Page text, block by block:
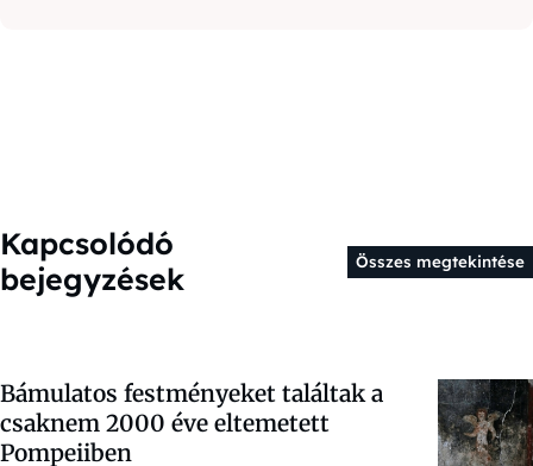
Kapcsolódó
bejegyzések
Összes megtekintése
Bámulatos festményeket találtak a
csaknem 2000 éve eltemetett
Pompeiiben